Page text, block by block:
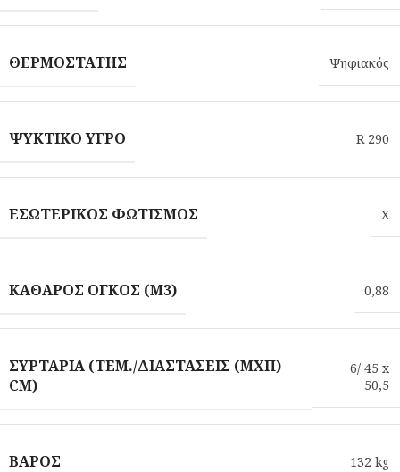
ΘΕΡΜΟΣΤΆΤΗΣ Ψηφιακός
ΨΥΚΤΙΚΌ ΥΓΡΌ R 290
ΕΣΩΤΕΡΙΚΌΣ ΦΩΤΙΣΜΌΣ X
ΚΑΘΑΡΌΣ ΌΓΚΟΣ (M3) 0,88
ΣΥΡΤΆΡΙΑ (ΤΕΜ./ΔΙΑΣΤΆΣΕΙΣ (ΜXΠ)
CM)
6/ 45 x
50,5
ΒΆΡΟΣ 132 kg